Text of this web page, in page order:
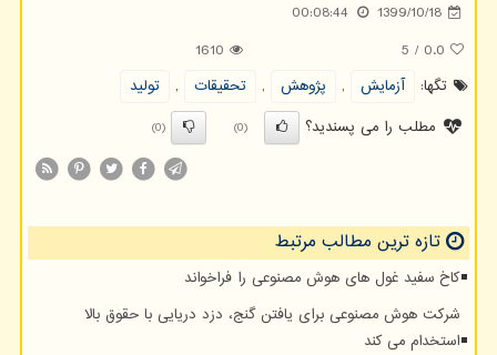
1399/10/18
00:08:44
0.0
/
5
1610
تگها:
آزمایش , پژوهش , تحقیقات ,
تولید
مطلب را می پسندید؟
(0)
(0)
تازه ترین مطالب مرتبط
کاخ سفید غول های هوش مصنوعی را فراخواند
شرکت هوش مصنوعی برای یافتن گنج، دزد دریایی با حقوق بالا
استخدام می کند